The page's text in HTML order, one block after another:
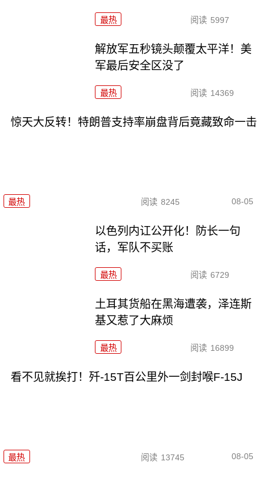
最热 阅读 5997
解放军五秒镜头颠覆太平洋！美
军最后安全区没了
最热 阅读 14369
惊天大反转！特朗普支持率崩盘背后竟藏致命一击
最热 阅读 8245 08-05
以色列内讧公开化！防长一句
话，军队不买账
最热 阅读 6729
土耳其货船在黑海遭袭，泽连斯
基又惹了大麻烦
最热 阅读 16899
看不见就挨打！歼-15T百公里外一剑封喉F-15J
最热 阅读 13745 08-05